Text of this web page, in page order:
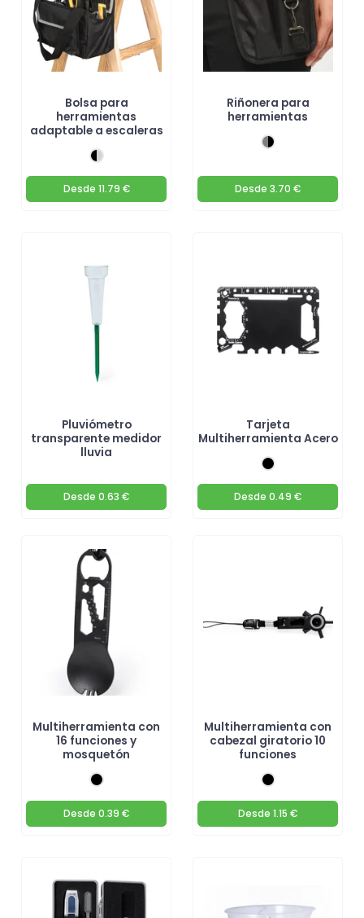
Bolsa para
herramientas
adaptable a escaleras
Desde 11.79 €
Riñonera para
herramientas
Desde 3.70 €
Pluviómetro
transparente medidor
lluvia
Desde 0.63 €
Tarjeta
Multiherramienta Acero
Desde 0.49 €
Multiherramienta con
16 funciones y
mosquetón
Desde 0.39 €
Multiherramienta con
cabezal giratorio 10
funciones
Desde 1.15 €